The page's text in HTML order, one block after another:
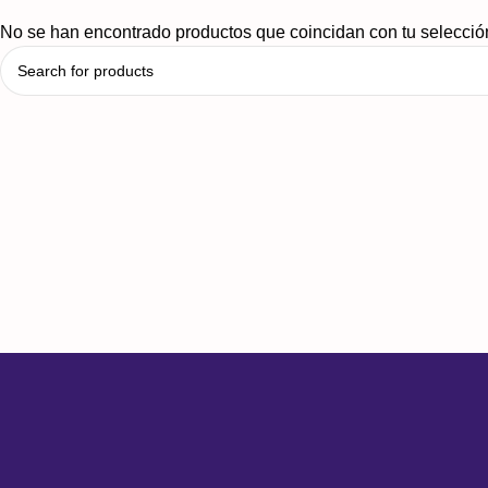
No se han encontrado productos que coincidan con tu